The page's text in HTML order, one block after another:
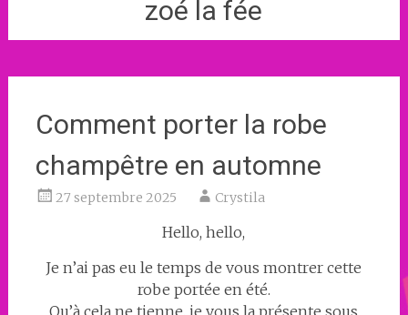
zoé la fée
Comment porter la robe
champêtre en automne
27 septembre 2025 Crystila
Hello, hello,
Je n’ai pas eu le temps de vous montrer cette
robe portée en été.
Qu’à cela ne tienne, je vous la présente sous